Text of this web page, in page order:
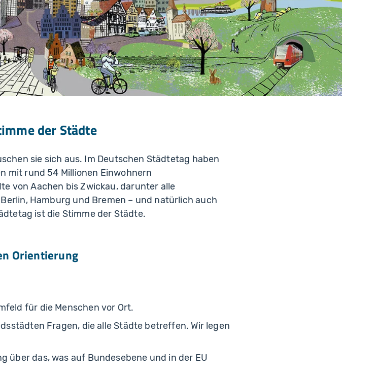
der Städte
sie sich aus. Im Deutschen Städtetag haben
mit rund 54 Millionen Einwohnern
von Aachen bis Zwickau, darunter alle
Hamburg und Bremen – und natürlich auch
ist die Stimme der Städte.
Orientierung
für die Menschen vor Ort.
Fragen, die alle Städte betreffen. Wir legen
über das, was auf Bundesebene und in der EU